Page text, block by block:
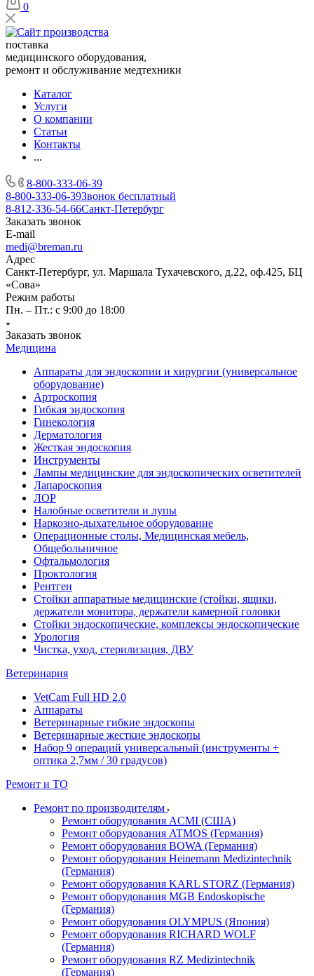
0
поставка
медицинского оборудования,
ремонт и обслуживание медтехники
Каталог
Услуги
О компании
Статьи
Контакты
...
8-800-333-06-39
8-800-333-06-39Звонок бесплатный
8-812-336-54-66Санкт-Петербург
Заказать звонок
E-mail
medi@breman.ru
Адрес
Санкт-Петербург, ул. Маршала Тухачевского, д.22, оф.425, БЦ
«Сова»
Режим работы
Пн. – Пт.: с 9:00 до 18:00
Заказать звонок
Медицина
Аппараты для эндоскопии и хирургии (универсальное
оборудование)
Артроскопия
Гибкая эндоскопия
Гинекология
Дерматология
Жесткая эндоскопия
Инструменты
Лампы медицинские для эндоскопических осветителей
Лапароскопия
ЛОР
Налобные осветители и лупы
Наркозно-дыхательное оборудование
Операционные столы, Медицинская мебель,
Общебольничное
Офтальмология
Проктология
Рентген
Стойки аппаратные медицинские (стойки, ящики,
держатели монитора, держатели камерной головки
Стойки эндоскопические, комплексы эндоскопические
Урология
Чистка, уход, стерилизация, ДВУ
Ветеринария
VetCam Full HD 2.0
Аппараты
Ветеринарные гибкие эндоскопы
Ветеринарные жесткие эндоскопы
Набор 9 операций универсальный (инструменты +
оптика 2,7мм / 30 градусов)
Ремонт и ТО
Ремонт по производителям
Ремонт оборудования ACMI (США)
Ремонт оборудования ATMOS (Германия)
Ремонт оборудования BOWA (Германия)
Ремонт оборудования Heinemann Medizintechnik
(Германия)
Ремонт оборудования KARL STORZ (Германия)
Ремонт оборудования MGB Endoskopische
(Германия)
Ремонт оборудования OLYMPUS (Япония)
Ремонт оборудования RICHARD WOLF
(Германия)
Ремонт оборудования RZ Medizintechnik
(Германия)